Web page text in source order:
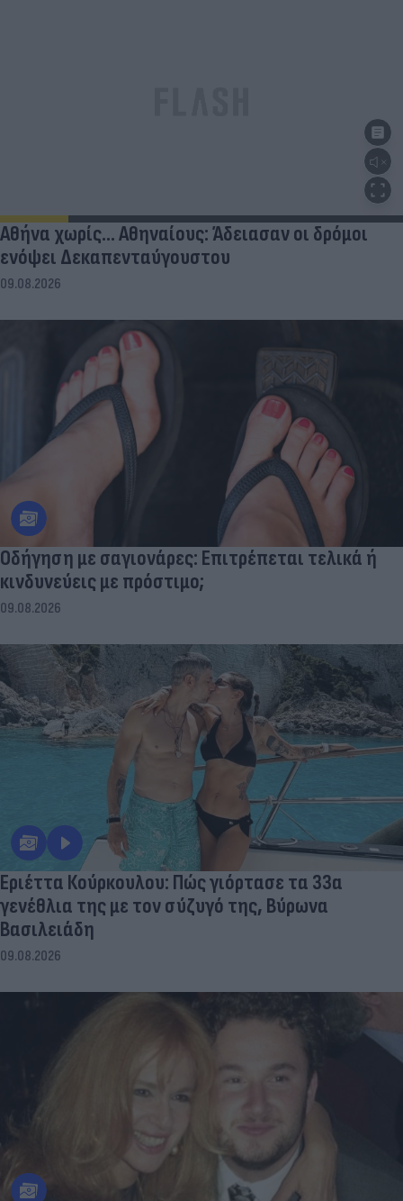
Αθήνα χωρίς… Αθηναίους: Άδειασαν οι δρόμοι
ενόψει Δεκαπενταύγουστου
09.08.2026
Οδήγηση με σαγιονάρες: Επιτρέπεται τελικά ή
κινδυνεύεις με πρόστιμο;
09.08.2026
Εριέττα Κούρκουλου: Πώς γιόρτασε τα 33α
γενέθλια της με τον σύζυγό της, Βύρωνα
Βασιλειάδη
09.08.2026